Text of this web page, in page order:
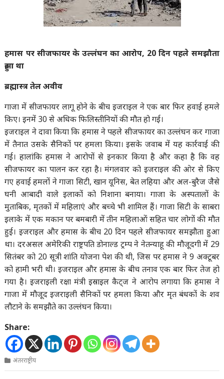
हमास पर सीजफायर के उल्लंघन का आरोप, 20 दिन पहले समझौता
हुआ था
ब्रह्मास्त्र तेल अवीव
गाजा में सीजफायर लागू होने के बीच इजराइल ने एक बार फिर हवाई हमले
किए। इनमें 30 से अधिक फिलिस्तीनियों की मौत हो गई।
इजराइल ने दावा किया कि हमास ने पहले सीजफायर का उल्लंघन कर गाजा
में तैनात उसके सैनिकों पर हमला किया। इसके जवाब में यह कार्रवाई की
गई। हालांकि हमास ने आरोपों से इनकार किया है और कहा है कि वह
सीजफायर का पालन कर रहा है। मंगलवार को इजराइल की ओर से किए
गए हवाई हमलों ने गाजा सिटी, खान यूनिस, बेत लहिया और अल-बुरैज जैसे
घनी आबादी वाले इलाकों को निशाना बनाया। गाजा के अस्पतालों के
मुताबिक, मृतकों में महिलाएं और बच्चे भी शामिल हैं। गाजा सिटी के साबरा
इलाके में एक मकान पर बमबारी में तीन महिलाओं सहित चार लोगों की मौत
हुई। इजराइल और हमास के बीच 20 दिन पहले सीजफायर समझौता हुआ
था। दरअसल अमेरिकी राष्ट्रपति डोनाल्ड ट्रम्प ने नेतन्याहू की मौजूदगी में 29
सितंबर को 20 सूत्री शांति योजना पेश की थी, जिस पर हमास ने 9 अक्टूबर
को हामी भरी थी। इजराइल और हमास के बीच तनाव एक बार फिर तेज हो
गया है। इजराइली रक्षा मंत्री इस्राइल कैट्ज ने आरोप लगाया कि हमास ने
गाजा में मौजूद इजराइली सैनिकों पर हमला किया और मृत बंधकों के शव
लौटाने के समझौते का उल्लंघन किया।
Share:
अंतरराष्ट्रीय